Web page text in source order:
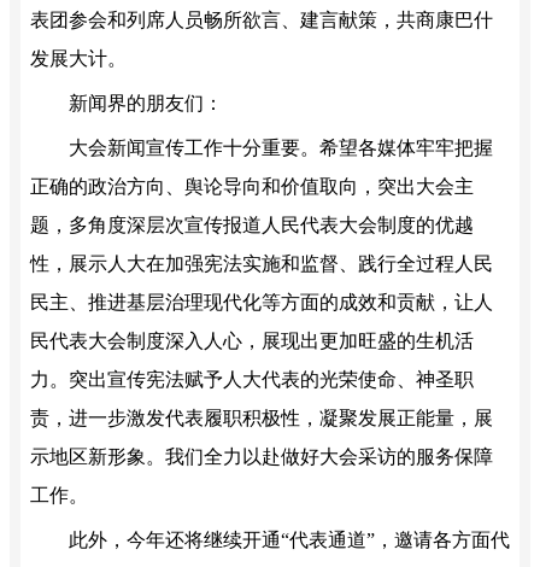
表团参会和列席人员畅所欲言、建言献策，共商康巴什
发展大计。
新闻界的朋友们：
大会新闻宣传工作十分重要。希望各媒体牢牢把握
正确的政治方向、舆论导向和价值取向，突出大会主
题，多角度深层次宣传报道人民代表大会制度的优越
性，展示人大在加强宪法实施和监督、践行全过程人民
民主、推进基层治理现代化等方面的成效和贡献，让人
民代表大会制度深入人心，展现出更加旺盛的生机活
力。突出宣传宪法赋予人大代表的光荣使命、神圣职
责，进一步激发代表履职积极性，凝聚发展正能量，展
示地区新形象。我们全力以赴做好大会采访的服务保障
工作。
此外，今年还将继续开通“代表通道”，邀请各方面代